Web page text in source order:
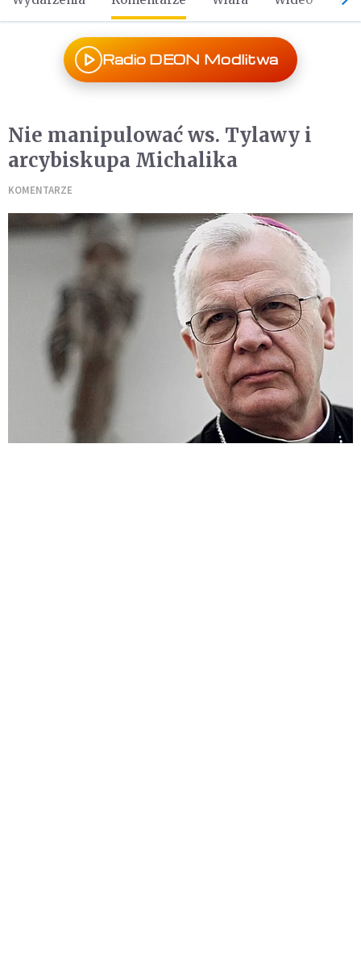
Radio DEON Modlitwa
Nie manipulować ws. Tylawy i
arcybiskupa Michalika
KOMENTARZE